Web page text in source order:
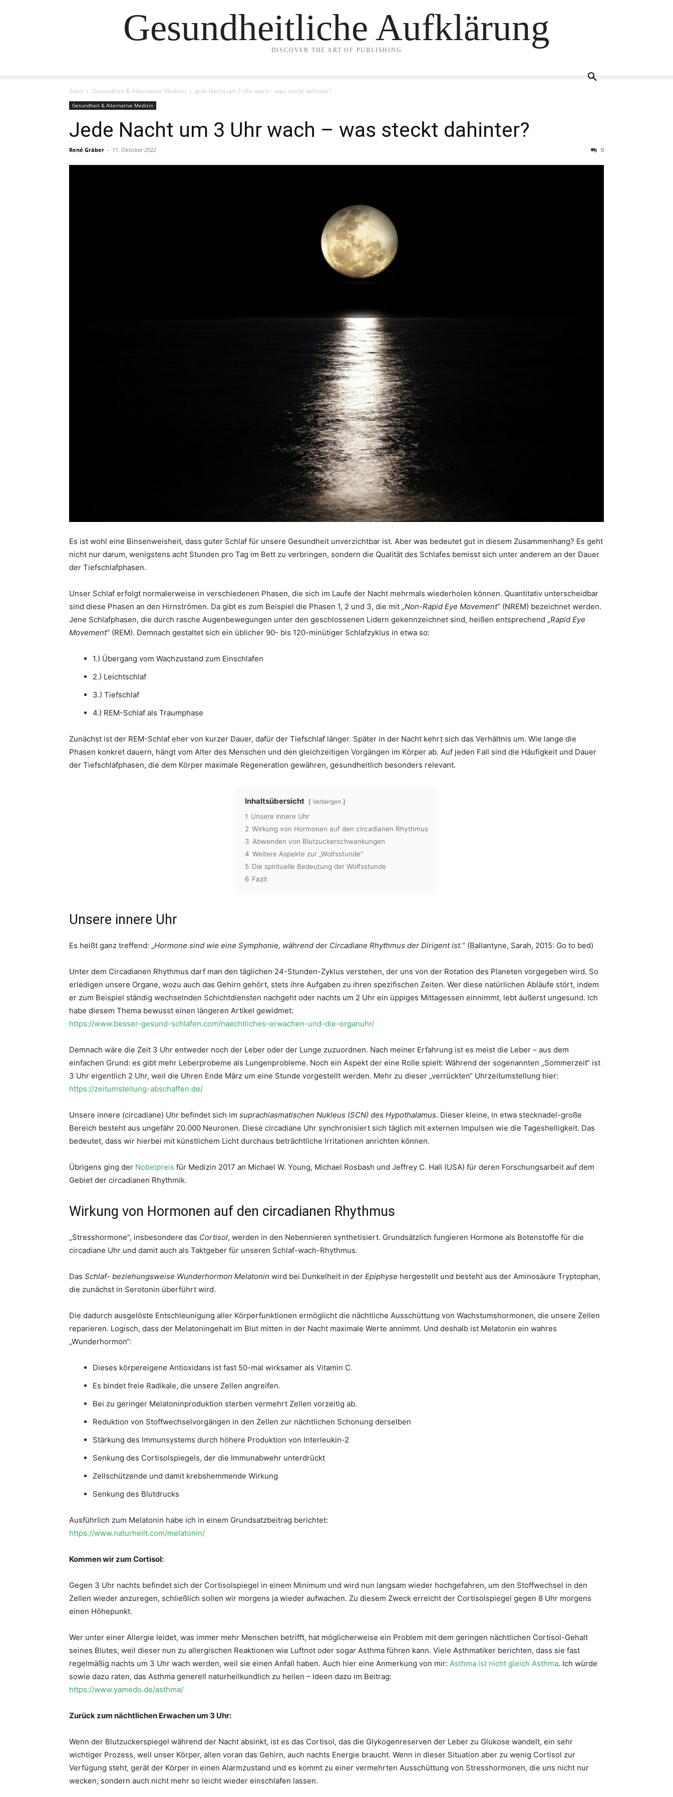
Gesundheitliche Aufklärung
DISCOVER THE ART OF PUBLISHING
Start Gesundheit & Alternative Medizin Jede Nacht um 3 Uhr wach – was steckt dahinter?
Gesundheit & Alternative Medizin
Jede Nacht um 3 Uhr wach – was steckt dahinter?
René Gräber - 11. Oktober 2022 0
Es ist wohl eine Binsenweisheit, dass guter Schlaf für unsere Gesundheit unverzichtbar ist. Aber was bedeutet gut in diesem Zusammenhang? Es geht
nicht nur darum, wenigstens acht Stunden pro Tag im Bett zu verbringen, sondern die Qualität des Schlafes bemisst sich unter anderem an der Dauer
der Tiefschlafphasen.
Unser Schlaf erfolgt normalerweise in verschiedenen Phasen, die sich im Laufe der Nacht mehrmals wiederholen können. Quantitativ unterscheidbar
sind diese Phasen an den Hirnströmen. Da gibt es zum Beispiel die Phasen 1, 2 und 3, die mit „Non-Rapid Eye Movement“ (NREM) bezeichnet werden.
Jene Schlafphasen, die durch rasche Augenbewegungen unter den geschlossenen Lidern gekennzeichnet sind, heißen entsprechend „Rapid Eye
Movement“ (REM). Demnach gestaltet sich ein üblicher 90- bis 120-minütiger Schlafzyklus in etwa so:
1.) Übergang vom Wachzustand zum Einschlafen
2.) Leichtschlaf
3.) Tiefschlaf
4.) REM-Schlaf als Traumphase
Zunächst ist der REM-Schlaf eher von kurzer Dauer, dafür der Tiefschlaf länger. Später in der Nacht kehrt sich das Verhältnis um. Wie lange die
Phasen konkret dauern, hängt vom Alter des Menschen und den gleichzeitigen Vorgängen im Körper ab. Auf jeden Fall sind die Häufigkeit und Dauer
der Tiefschlafphasen, die dem Körper maximale Regeneration gewähren, gesundheitlich besonders relevant.
Inhaltsübersicht Verbergen
1 Unsere innere Uhr
2 Wirkung von Hormonen auf den circadianen Rhythmus
3 Abwenden von Blutzuckerschwankungen
4 Weitere Aspekte zur „Wolfsstunde“
5 Die spirituelle Bedeutung der Wolfsstunde
6 Fazit
Unsere innere Uhr
Es heißt ganz treffend: „Hormone sind wie eine Symphonie, während der Circadiane Rhythmus der Dirigent ist.“ (Ballantyne, Sarah, 2015: Go to bed)
Unter dem Circadianen Rhythmus darf man den täglichen 24-Stunden-Zyklus verstehen, der uns von der Rotation des Planeten vorgegeben wird. So
erledigen unsere Organe, wozu auch das Gehirn gehört, stets ihre Aufgaben zu ihren spezifischen Zeiten. Wer diese natürlichen Abläufe stört, indem
er zum Beispiel ständig wechselnden Schichtdiensten nachgeht oder nachts um 2 Uhr ein üppiges Mittagessen einnimmt, lebt äußerst ungesund. Ich
habe diesem Thema bewusst einen längeren Artikel gewidmet:
https://www.besser-gesund-schlafen.com/naechtliches-erwachen-und-die-organuhr/
Demnach wäre die Zeit 3 Uhr entweder noch der Leber oder der Lunge zuzuordnen. Nach meiner Erfahrung ist es meist die Leber – aus dem
einfachen Grund: es gibt mehr Leberprobeme als Lungenprobleme. Noch ein Aspekt der eine Rolle spielt: Während der sogenannten „Sommerzeit“ ist
3 Uhr eigentlich 2 Uhr, weil die Uhren Ende März um eine Stunde vorgestellt werden. Mehr zu dieser „verrückten“ Uhrzeitumstellung hier:
https://zeitumstellung-abschaffen.de/
Unsere innere (circadiane) Uhr befindet sich im suprachiasmatischen Nukleus (SCN) des Hypothalamus. Dieser kleine, in etwa stecknadel-große
Bereich besteht aus ungefähr 20.000 Neuronen. Diese circadiane Uhr synchronisiert sich täglich mit externen Impulsen wie die Tageshelligkeit. Das
bedeutet, dass wir hierbei mit künstlichem Licht durchaus beträchtliche Irritationen anrichten können.
Übrigens ging der Nobelpreis für Medizin 2017 an Michael W. Young, Michael Rosbash und Jeffrey C. Hall (USA) für deren Forschungsarbeit auf dem
Gebiet der circadianen Rhythmik.
Wirkung von Hormonen auf den circadianen Rhythmus
„Stresshormone“, insbesondere das Cortisol, werden in den Nebennieren synthetisiert. Grundsätzlich fungieren Hormone als Botenstoffe für die
circadiane Uhr und damit auch als Taktgeber für unseren Schlaf-wach-Rhythmus.
Das Schlaf- beziehungsweise Wunderhormon Melatonin wird bei Dunkelheit in der Epiphyse hergestellt und besteht aus der Aminosäure Tryptophan,
die zunächst in Serotonin überführt wird.
Die dadurch ausgelöste Entschleunigung aller Körperfunktionen ermöglicht die nächtliche Ausschüttung von Wachstumshormonen, die unsere Zellen
reparieren. Logisch, dass der Melatoningehalt im Blut mitten in der Nacht maximale Werte annimmt. Und deshalb ist Melatonin ein wahres
„Wunderhormon“:
Dieses körpereigene Antioxidans ist fast 50-mal wirksamer als Vitamin C.
Es bindet freie Radikale, die unsere Zellen angreifen.
Bei zu geringer Melatoninproduktion sterben vermehrt Zellen vorzeitig ab.
Reduktion von Stoffwechselvorgängen in den Zellen zur nächtlichen Schonung derselben
Stärkung des Immunsystems durch höhere Produktion von Interleukin-2
Senkung des Cortisolspiegels, der die Immunabwehr unterdrückt
Zellschützende und damit krebshemmende Wirkung
Senkung des Blutdrucks
Ausführlich zum Melatonin habe ich in einem Grundsatzbeitrag berichtet:
https://www.naturheilt.com/melatonin/
Kommen wir zum Cortisol:
Gegen 3 Uhr nachts befindet sich der Cortisolspiegel in einem Minimum und wird nun langsam wieder hochgefahren, um den Stoffwechsel in den
Zellen wieder anzuregen, schließlich sollen wir morgens ja wieder aufwachen. Zu diesem Zweck erreicht der Cortisolspiegel gegen 8 Uhr morgens
einen Höhepunkt.
Wer unter einer Allergie leidet, was immer mehr Menschen betrifft, hat möglicherweise ein Problem mit dem geringen nächtlichen Cortisol-Gehalt
seines Blutes, weil dieser nun zu allergischen Reaktionen wie Luftnot oder sogar Asthma führen kann. Viele Asthmatiker berichten, dass sie fast
regelmäßig nachts um 3 Uhr wach werden, weil sie einen Anfall haben. Auch hier eine Anmerkung von mir: Asthma ist nicht gleich Asthma. Ich würde
sowie dazu raten, das Asthma generell naturheilkundlich zu heilen – Ideen dazu im Beitrag:
https://www.yamedo.de/asthma/
Zurück zum nächtlichen Erwachen um 3 Uhr:
Wenn der Blutzuckerspiegel während der Nacht absinkt, ist es das Cortisol, das die Glykogenreserven der Leber zu Glukose wandelt, ein sehr
wichtiger Prozess, weil unser Körper, allen voran das Gehirn, auch nachts Energie braucht. Wenn in dieser Situation aber zu wenig Cortisol zur
Verfügung steht, gerät der Körper in einen Alarmzustand und es kommt zu einer vermehrten Ausschüttung von Stresshormonen, die uns nicht nur
wecken, sondern auch nicht mehr so leicht wieder einschlafen lassen.